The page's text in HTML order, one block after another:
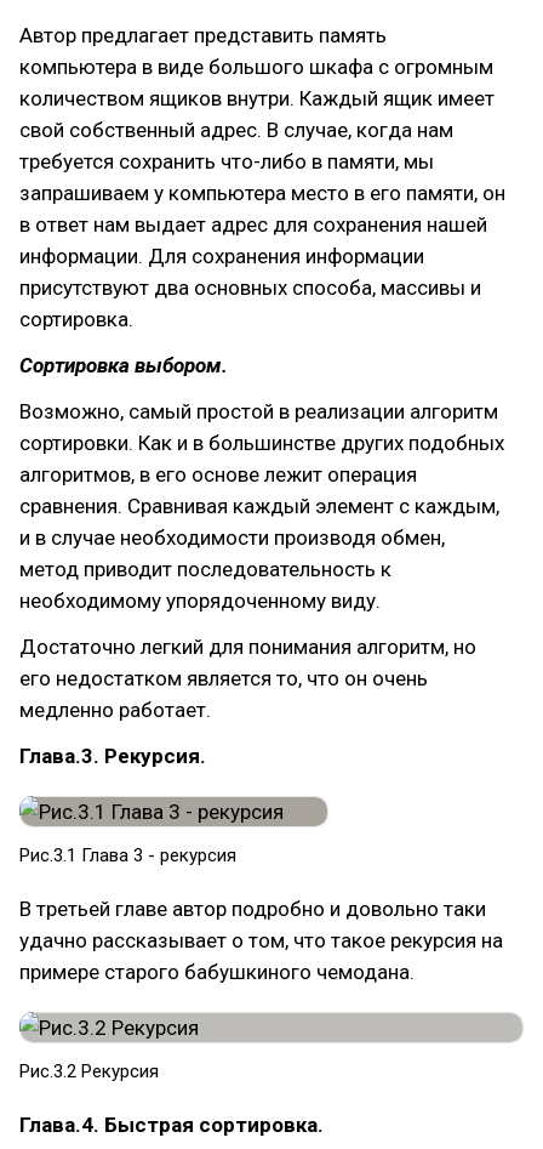
Автор предлагает представить память
компьютера в виде большого шкафа с огромным
количеством ящиков внутри. Каждый ящик имеет
свой собственный адрес. В случае, когда нам
требуется сохранить что-либо в памяти, мы
запрашиваем у компьютера место в его памяти, он
в ответ нам выдает адрес для сохранения нашей
информации. Для сохранения информации
присутствуют два основных способа, массивы и
сортировка.
Сортировка выбором.
Возможно, самый простой в реализации алгоритм
сортировки. Как и в большинстве других подобных
алгоритмов, в его основе лежит операция
сравнения. Сравнивая каждый элемент с каждым,
и в случае необходимости производя обмен,
метод приводит последовательность к
необходимому упорядоченному виду.
Достаточно легкий для понимания алгоритм, но
его недостатком является то, что он очень
медленно работает.
Глава.3. Рекурсия.
Рис.3.1 Глава 3 - рекурсия
В третьей главе автор подробно и довольно таки
удачно рассказывает о том, что такое рекурсия на
примере старого бабушкиного чемодана.
Рис.3.2 Рекурсия
Глава.4. Быстрая сортировка.